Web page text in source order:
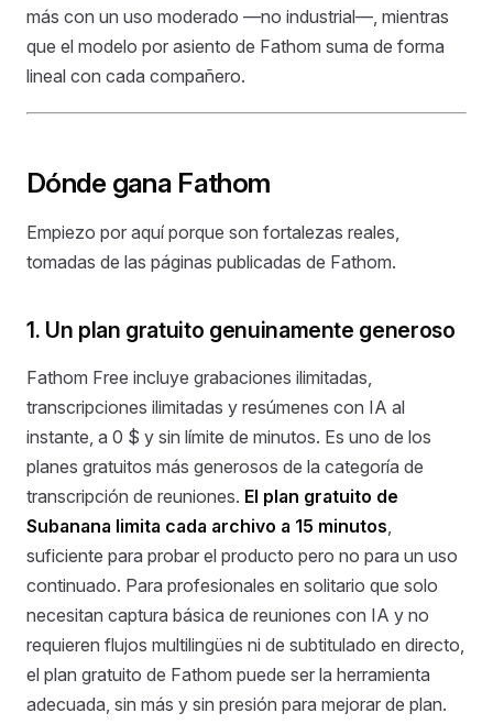
más con un uso moderado —no industrial—, mientras
que el modelo por asiento de Fathom suma de forma
lineal con cada compañero.
Dónde gana Fathom
Empiezo por aquí porque son fortalezas reales,
tomadas de las páginas publicadas de Fathom.
1. Un plan gratuito genuinamente generoso
Fathom Free incluye grabaciones ilimitadas,
transcripciones ilimitadas y resúmenes con IA al
instante, a 0 $ y sin límite de minutos. Es uno de los
planes gratuitos más generosos de la categoría de
transcripción de reuniones. El plan gratuito de
Subanana limita cada archivo a 15 minutos,
suficiente para probar el producto pero no para un uso
continuado. Para profesionales en solitario que solo
necesitan captura básica de reuniones con IA y no
requieren flujos multilingües ni de subtitulado en directo,
el plan gratuito de Fathom puede ser la herramienta
adecuada, sin más y sin presión para mejorar de plan.